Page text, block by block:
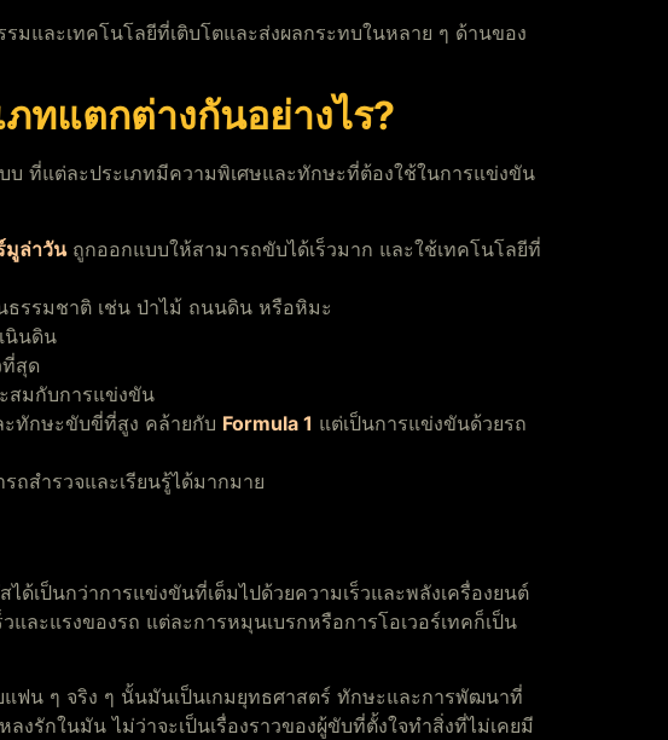
มและเทคโนโลยีที่เติบโตและส่งผลกระทบในหลาย ๆ ด้านของ
ทแตกต่างกันอย่างไร?
ที่แต่ละประเภทมีความพิเศษและทักษะที่ต้องใช้ในการแข่งขัน
มูล่าวันถูกออกแบบให้สามารถขับได้เร็วมาก และใช้เทคโนโลยีที่
ธรรมชาติ เช่น ป่าไม้ ถนนดิน หรือหิมะ
นินดิน
ที่สุด
สมกับการแข่งขัน
ะทักษะขับขี่ที่สูง คล้ายกับ Formula 1 แต่เป็นการแข่งขันด้วยรถ
สำรวจและเรียนรู้ได้มากมาย
ด้เป็นกว่าการแข่งขันที่เต็มไปด้วยความเร็วและพลังเครื่องยนต์
ละแรงของรถ แต่ละการหมุนเบรกหรือการโอเวอร์เทคก็เป็น
ฟน ๆ จริง ๆ นั้นมันเป็นเกมยุทธศาสตร์ ทักษะและการพัฒนาที่
รักในมัน ไม่ว่าจะเป็นเรื่องราวของผู้ขับที่ตั้งใจทำสิ่งที่ไม่เคยมี